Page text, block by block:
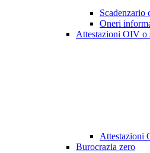
Scadenzario
Oneri
Attestazioni OIV o
Attestazioni
Burocrazia zero